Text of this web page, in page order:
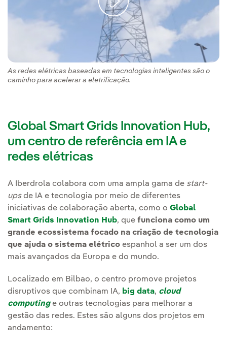
As redes elétricas baseadas em tecnologias inteligentes são o
caminho para acelerar a eletrificação.
Global Smart Grids Innovation Hub,
um centro de referência em IA e
redes elétricas
A Iberdrola colabora com uma ampla gama de start-
upsde IA e tecnologia por meio de diferentes
iniciativas de colaboração aberta, como o Global
Smart Grids Innovation Hub, que funciona como um
grande ecossistema focado na criação de tecnologia
que ajuda o sistema elétrico espanhol a ser um dos
mais avançados da Europa e do mundo.
Localizado em Bilbao, o centro promove projetos
disruptivos que combinam IA, big data, cloud
computinge outras tecnologias para melhorar a
gestão das redes. Estes são alguns dos projetos em
andamento: